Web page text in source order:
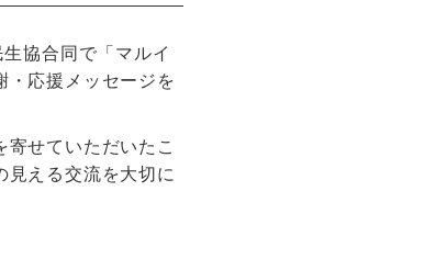
協合同で「マルイ
・応援メッセージを
せていただいたこ
見える交流を大切に